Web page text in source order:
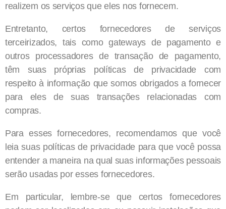
realizem os serviços que eles nos fornecem.
Entretanto, certos fornecedores de serviços
terceirizados, tais como gateways de pagamento e
outros processadores de transação de pagamento,
têm suas próprias políticas de privacidade com
respeito à informação que somos obrigados a fornecer
para eles de suas transações relacionadas com
compras.
Para esses fornecedores, recomendamos que você
leia suas políticas de privacidade para que você possa
entender a maneira na qual suas informações pessoais
serão usadas por esses fornecedores.
Em particular, lembre-se que certos fornecedores